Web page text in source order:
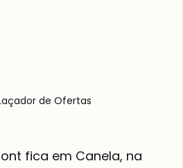
de Ofertas
fica em Canela, na